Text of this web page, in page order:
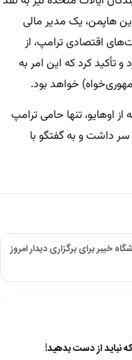
هاپمن، یک مدیر مالی
اقتصادی ترامپ، از
و تأکید کرد که این امر به
خواهد بود.
کایل، یک کارآموز ۲۰ ساله از اوهایو، تنها حامی ترامپ
سر داشت و به گفتگو با
خیبر برای برگزاری دیدار امروز